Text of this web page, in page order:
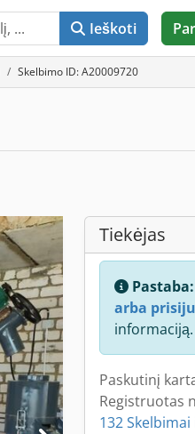
Ieškoti
Skelbimo ID: A20009720
Tiekėjas
Pastaba:
arba
informaciją.
Paskutinį
Registruotas
132